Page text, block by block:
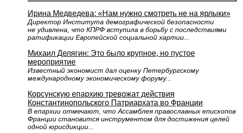
Ирина Медведева: «Нам нужно смотреть не на ярлыки»
Директор Института демографической безопасности
не удивлена, что КПРФ вступила в борьбу с последствиями
ратификации Европейской социальной хартии...
Михаил Делягин: Это было крупное, но пустое
мероприятие
Известный экономист дал оценку Петербургскому
международному экономическому форуму...
Корсунскую епархию тревожат действия
Константинопольского Патриархата во Франции
В епархии отмечают, что Ассамблея православных епископов
Франции становится инструментом для достижения целей
одной юрисдикции...